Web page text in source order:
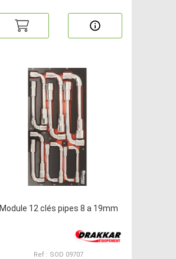
Module 12 clés pipes 8 a 19mm
Ref : SOD 09707